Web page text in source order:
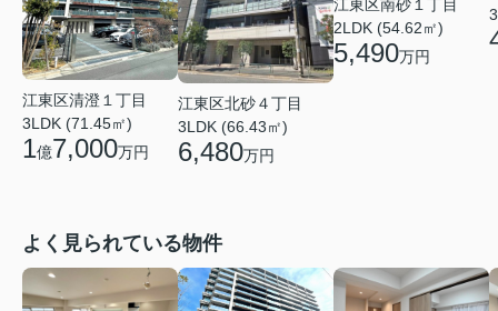
江東区清澄１丁目
3LDK (71.45㎡)
1億7,000万円
江東区北砂４丁目
3LDK (66.43㎡)
6,480万円
江東区南砂１丁目
2LDK (54.62㎡)
5,490万円
よく見られている物件